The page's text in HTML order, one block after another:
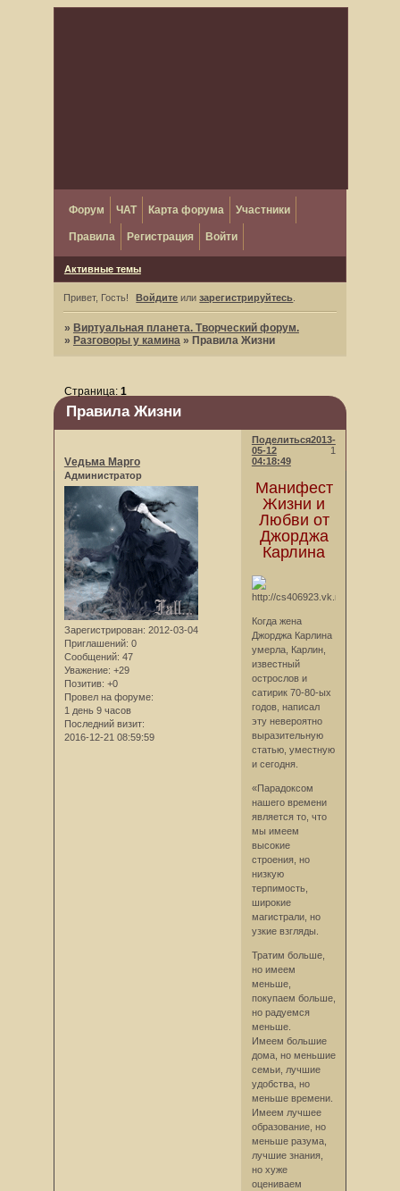
Форум ЧАТ Карта форума Участники
Правила Регистрация Войти
Активные темы
Привет, Гость! Войдите илизарегистрируйтесь
» Виртуальная планета. Творческий форум.
» Разговоры у камина » Правила Жизни
Правила Жизни
Страница: 1
Поделиться
1
2013-
05-12
04:18:49
Vедьма Марго
Администратор
Зарегистрирован: 2012-03-04
Приглашений: 0
Сообщений: 47
Уважение: +29
Позитив: +0
Провел на форуме:
1 день 9 часов
Последний визит:
2016-12-21 08:59:59
Манифест
Жизни и
Любви от
Джорджа
Карлина
Когда жена
Джорджа Карлина
умерла, Карлин,
известный
острослов и
сатирик 70-80-ых
годов, написал
эту невероятно
выразительную
статью, уместную
и сегодня.
«Парадоксом
нашего времени
является то, что
мы имеем
высокие
строения, но
низкую
терпимость,
широкие
магистрали, но
узкие взгляды.
Тратим больше,
но имеем
меньше,
покупаем больше,
но радуемся
меньше.
Имеем большие
дома, но меньшие
семьи, лучшие
удобства, но
меньше времени.
Имеем лучшее
образование, но
меньше разума,
лучшие знания,
но хуже
оцениваем